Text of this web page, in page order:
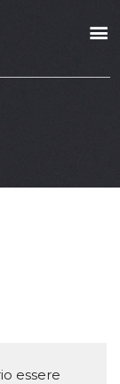
essere